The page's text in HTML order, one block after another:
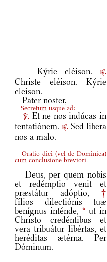
Kýrie eléison. r.
Christe eléison. Kýrie
eleison.
Pater noster,
Secretum usque ad:
v.Et ne nos indúcas in
tentatiónem. r. Sed libera
nos a malo.
Oratio diei (vel de Dominica)
cum conclusione breviori.
Deus, per quem nobis
et redémptio venit et
præstátur adóptio, †
fílios dilectiónis tuæ
benígnus inténde, * ut in
Christo credéntibus et
vera tribuátur libértas, et
heréditas ætérna. Per
Dóminum.